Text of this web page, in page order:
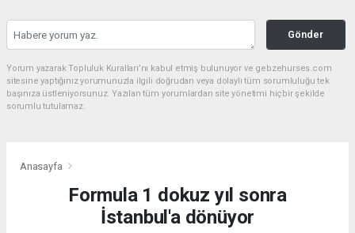
Gönder
Yorum yazarak Topluluk Kuralları’nı kabul etmiş bulunuyor ve gebzehurses.com
sitesine yaptığınız yorumunuzla ilgili doğrudan veya dolaylı tüm sorumluluğu tek
başınıza üstleniyorsunuz. Yazılan tüm yorumlardan site yönetimi hiçbir şekilde
sorumlu tutulamaz.
Anasayfa
Formula 1 dokuz yıl sonra
İstanbul'a dönüyor